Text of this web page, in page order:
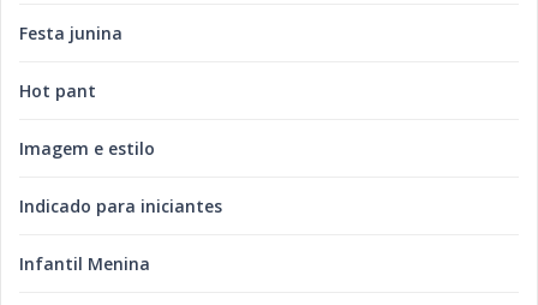
Festa junina
Hot pant
Imagem e estilo
Indicado para iniciantes
Infantil Menina